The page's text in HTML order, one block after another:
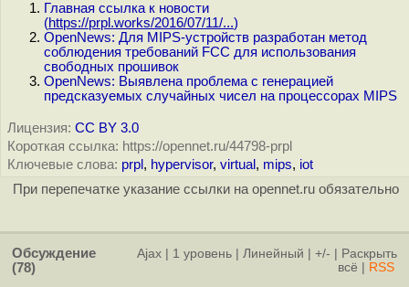
Главная ссылка к новости
(https://prpl.works/2016/07/11/...)
OpenNews: Для MIPS-устройств разработан метод
соблюдения требований FCC для использования
свободных прошивок
OpenNews: Выявлена проблема с генерацией
предсказуемых случайных чисел на процессорах MIPS
Лицензия: CC BY 3.0
Короткая ссылка: https://opennet.ru/44798-prpl
Ключевые слова: prpl , hypervisor, virtual , mips, iot
При перепечатке указание ссылки на opennet.ru обязательно
Обсуждение
(78)
Ajax 1 уровень Линейный +/-
Раскрыть
всё
RSS